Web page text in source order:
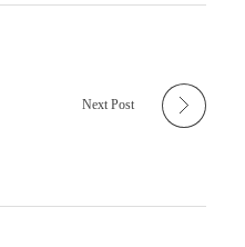
Next Post